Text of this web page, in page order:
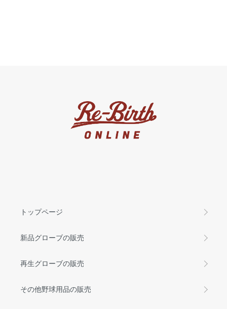
トップページ
新品グローブの販売
再生グローブの販売
その他野球用品の販売